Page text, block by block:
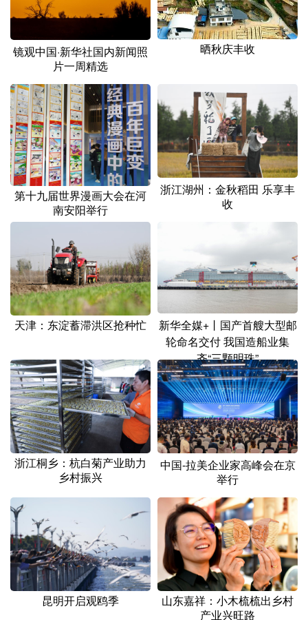
山东 河南 湖北 湖南
海南 重庆
陕西 甘肃 青海
新疆 内蒙古 黑龙江
多语种频道
English Español
Deutsch Português
镜观中国·新华社国内新闻照
片一周精选
晒秋庆丰收
第十九届世界漫画大会在河
南安阳举行
浙江湖州：金秋稻田 乐享丰
收
天津：东淀蓄滞洪区抢种忙
新华全媒+丨国产首艘大型邮
轮命名交付 我国造船业集
齐“三颗明珠”
浙江桐乡：杭白菊产业助力
乡村振兴
中国-拉美企业家高峰会在京
举行
昆明开启观鸥季
山东嘉祥：小木梳梳出乡村
产业兴旺路